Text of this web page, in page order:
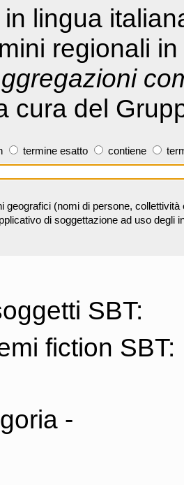
lingua
regionali
cura del
termine esatto contiene
geografici (nomi di persone,
di soggettazione ad uso degli
SBT:
fiction SBT:
-